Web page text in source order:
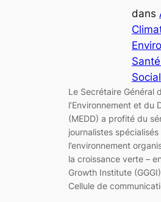
dans
Social
Le Secrétaire Général
l’Environnement et du
(MEDD) a profité du
journalistes
l’environnement
la croissance verte –
Growth Institute
Cellule de